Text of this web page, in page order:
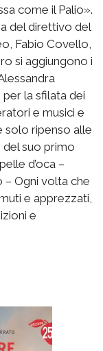
come il Palio».
del direttivo del
Fabio Covello,
si aggiungono i
la sfilata dei
e musici e
solo ripenso alle
suo primo
d’oca –
Ogni volta che
e apprezzati,
e